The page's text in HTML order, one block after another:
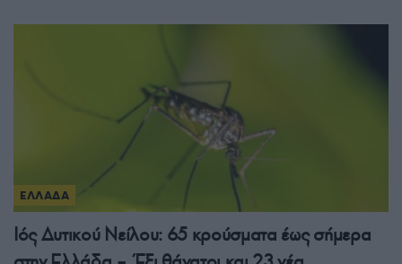
ΕΛΛΑΔΑ
Ιός Δυτικού Νείλου: 65 κρούσματα έως σήμερα